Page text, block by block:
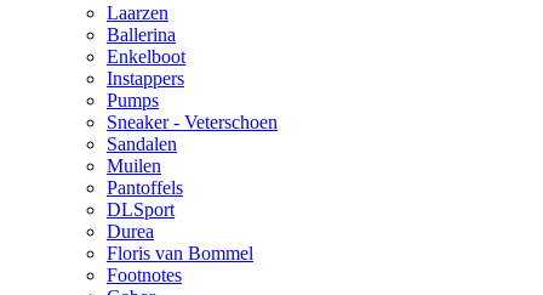
Laarzen
Ballerina
Enkelboot
Instappers
Pumps
Sneaker - Veterschoen
Sandalen
Muilen
Pantoffels
DLSport
Durea
Floris van Bommel
Footnotes